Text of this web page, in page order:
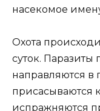
насекомое
Охота
суток.
направляются в
присасываются
испражняются